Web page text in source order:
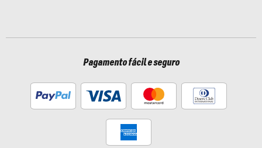
Pagamento fácil e seguro